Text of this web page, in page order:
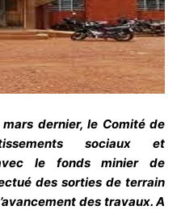
dernier, le Comité de
sociaux et
le fonds minier de
des sorties de terrain
des travaux. A